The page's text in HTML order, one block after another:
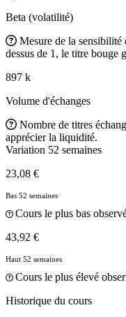
Beta (volatilité)
Mesure de la
dessus de 1, le titre bouge
897 k
Volume d'échanges
Nombre de titres
apprécier la liquidité.
Variation 52 semaines
23,08 €
Bas 52 semaines
Cours le plus bas
43,92 €
Haut 52 semaines
Cours le plus élevé
Historique du cours